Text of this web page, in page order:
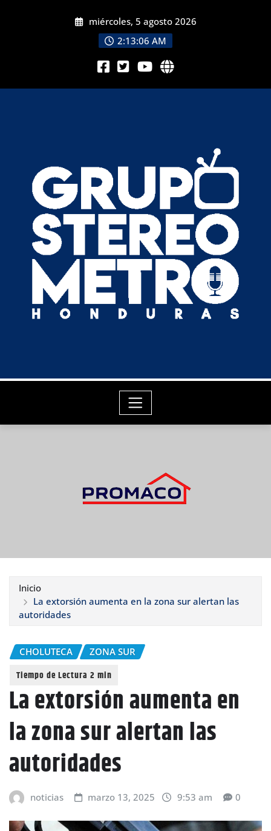
miércoles, 5 agosto 2026
2:13:07 AM
Inicio
La extorsión aumenta en la zona sur alertan las
autoridades
CHOLUTECA ZONA SUR
La extorsión aumenta en
la zona sur alertan las
autoridades
noticias marzo 13, 2025 9:53 am 0